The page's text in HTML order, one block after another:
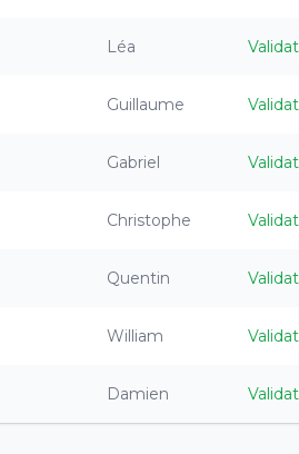
Léa
Guillaume
Gabriel
Christophe
Quentin
William
Damien